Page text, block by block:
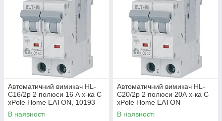
Автоматичний вимикач HL-
С16/2р 2 полюси 16 А х-ка C
xPole Home EATON, 10193
В наявності
Автоматичний вимикач HL-
С20/2р 2 полюси 20А х-ка С
xPole Home EATON
В наявності